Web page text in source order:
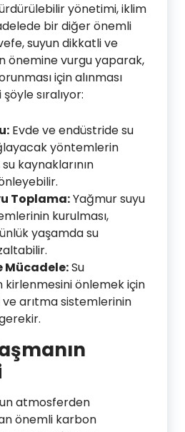
yönetimi, iklim
bir diğer önemli
suyun dikkatli ve
önemine vurgu yaparak,
için alınması
sıralıyor:
Evde ve endüstride su
yöntemlerin
kaynaklarının
Toplama:Yağmur suyu
kurulması,
yaşamda su
Mücadele:Su
kirlenmesini önlemek için
arıtma sistemlerinin
atmosferden
önemli karbon